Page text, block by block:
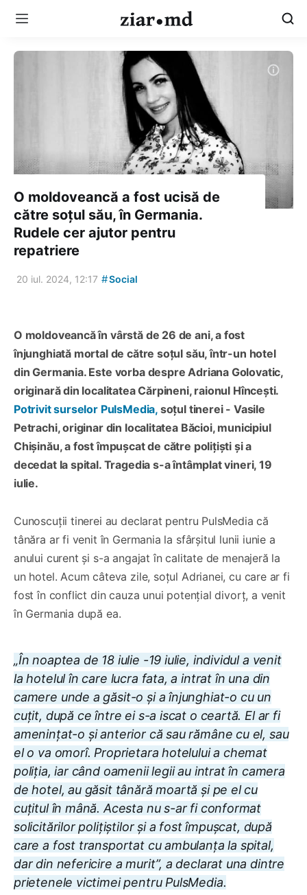
O moldoveancă a fost ucisă de
către soțul său, în Germania.
Rudele cer ajutor pentru
repatriere
20 iul. 2024, 12:17 #Social
O moldoveancă în vârstă de 26 de ani, a fost
înjunghiată mortal de către soțul său, într-un hotel
din Germania. Este vorba despre Adriana Golovatic,
originară din localitatea Cărpineni, raionul Hîncești.
Potrivit surselor PulsMedia,soțul tinerei - Vasile
Petrachi, originar din localitatea Băcioi, municipiul
Chișinău, a fost împușcat de către polițiști și a
decedat la spital. Tragedia s-a întâmplat vineri, 19
iulie.
Cunoscuții tinerei au declarat pentru PulsMedia că
tânăra ar fi venit în Germania la sfârșitul lunii iunie a
anului curent și s-a angajat în calitate de menajeră la
un hotel. Acum câteva zile, soțul Adrianei, cu care ar fi
fost în conflict din cauza unui potențial divorț, a venit
în Germania după ea.
„În noaptea de 18 iulie -19 iulie, individul a venit
la hotelul în care lucra fata, a intrat în una din
camere unde a găsit-o și a înjunghiat-o cu un
cuțit, după ce între ei s-a iscat o ceartă. El ar fi
amenințat-o și anterior că sau rămâne cu el, sau
el o va omorî. Proprietara hotelului a chemat
poliția, iar când oamenii legii au intrat în camera
de hotel, au găsit tânără moartă și pe el cu
cuțitul în mână. Acesta nu s-ar fi conformat
solicitărilor polițiștilor și a fost împușcat, după
care a fost transportat cu ambulanța la spital,
dar din nefericire a murit”, a declarat una dintre
prietenele victimei pentru PulsMedia.